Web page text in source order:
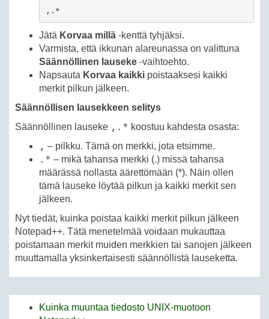
,.*
Jätä Korvaa millä -kenttä tyhjäksi.
Varmista, että ikkunan alareunassa on valittuna
Säännöllinen lauseke -vaihtoehto.
Napsauta Korvaa kaikki poistaaksesi kaikki
merkit pilkun jälkeen.
Säännöllisen lausekkeen selitys
Säännöllinen lauseke ,.* koostuu kahdesta osasta:
, – pilkku. Tämä on merkki, jota etsimme.
.* – mikä tahansa merkki (.) missä tahansa
määrässä nollasta äärettömään (*). Näin ollen
tämä lauseke löytää pilkun ja kaikki merkit sen
jälkeen.
Nyt tiedät, kuinka poistaa kaikki merkit pilkun jälkeen
Notepad++. Tätä menetelmää voidaan mukauttaa
poistamaan merkit muiden merkkien tai sanojen jälkeen
muuttamalla yksinkertaisesti säännöllistä lauseketta.
Kuinka muuntaa tiedosto UNIX-muotoon